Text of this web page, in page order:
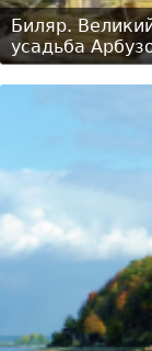
Биляр.
усадьба